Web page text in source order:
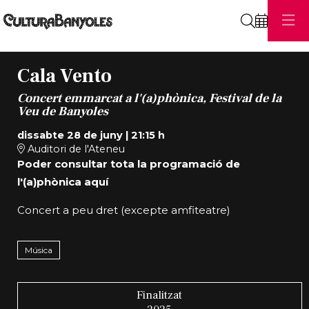
Cala Vento
Concert emmarcat a l'(a)phònica, Festival de la
Veu de Banyoles
dissabte 28 de juny| 21:15 h
Auditori de l'Ateneu
Poder consultar tota la programació de
l'(a)phònica aquí
Concert a peu dret (excepte amfiteatre)
Música
Finalitzat